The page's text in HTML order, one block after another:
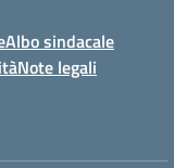
Albo sindacale
Note legali